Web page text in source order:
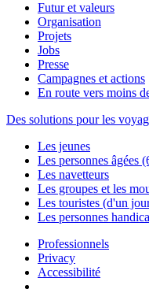
Futur et valeurs
Organisation
Projets
Jobs
Presse
Campagnes et actions
En route vers moins
Des solutions pour les
Les jeunes
Les personnes âgées
Les navetteurs
Les groupes et les
Les touristes (d'un
Les personnes
Professionnels
Privacy
Accessibilité